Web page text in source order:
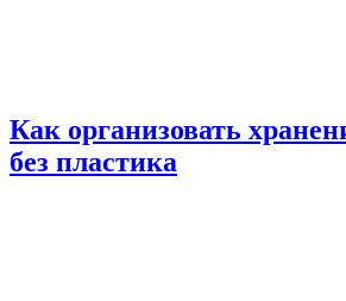
Как организовать
без пластика